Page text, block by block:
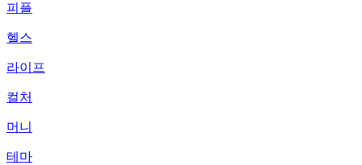
피플
헬스
라이프
컬처
머니
테마